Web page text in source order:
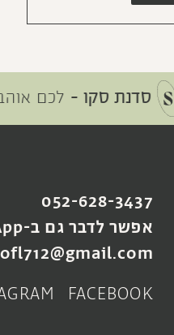
סקו - לכם אוהבי
052-628-3437
אפשר לדבר גם ב-WhatsApp
FACEBOOK